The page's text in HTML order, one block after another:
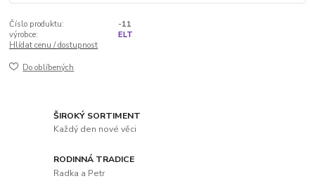
Číslo produktu:
-11
výrobce:
ELT
Hlídat cenu / dostupnost
Do oblíbených
ŠIROKÝ SORTIMENT
Každý den nové věci
RODINNÁ TRADICE
Radka a Petr